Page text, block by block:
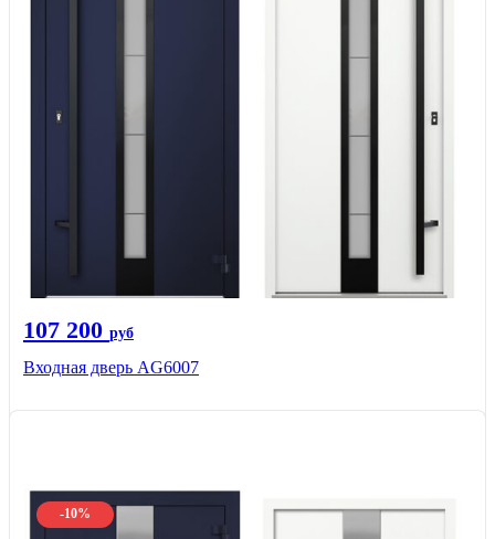
107 200 руб
Входная дверь AG6007
-10%